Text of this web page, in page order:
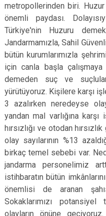
metropollerinden biri.
önemli paydası.
Türkiye'nin Huzuru
Jandarmamızla, Sahil
bütün kurumlarımızla
için canla başla
demeden suç ve
yürütüyoruz. Kişilere karşı
3 azalırken neredeyse
yandan mal varlığına
hırsızlığı ve otodan
olay sayılarının %13
birkaç temel sebebi var.
jandarma personelimiz
istihbaratın bütün
önemlisi de aranan
Sokaklarımızı
olayların önüne